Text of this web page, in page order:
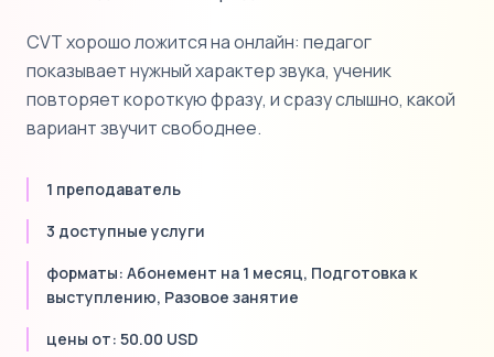
CVT хорошо ложится на онлайн: педагог
показывает нужный характер звука, ученик
повторяет короткую фразу, и сразу слышно, какой
вариант звучит свободнее.
1 преподаватель
3 доступные услуги
форматы: Абонемент на 1 месяц, Подготовка к
выступлению, Разовое занятие
цены от: 50.00 USD